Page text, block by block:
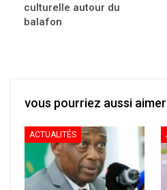
culturelle autour du
balafon
vous pourriez aussi aimer
ACTUALITÉS